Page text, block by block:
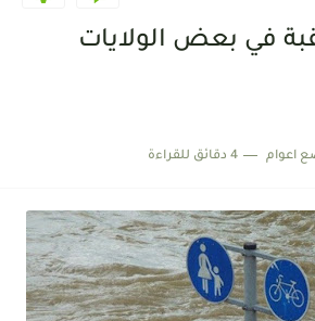
في بعض الولايات
اعوام 4 دقائق للقراءة